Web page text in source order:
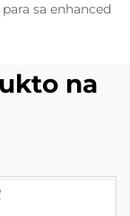
sa enhanced
na